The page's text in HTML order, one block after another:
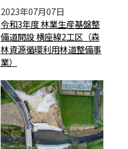
2023年07月07日
令和3年度 林業生産基盤整
備道開設 横座線2工区（森
林資源循環利用林道整備事
業）